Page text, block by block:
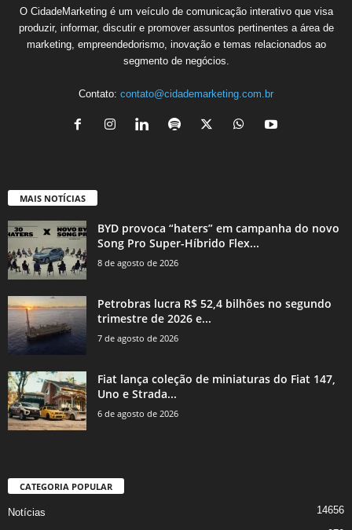
O CidadeMarketing é um veículo de comunicação interativo que visa
produzir, informar, discutir e promover assuntos pertinentes a área de
marketing, empreendedorismo, inovação e temas relacionados ao
segmento de negócios.
Contato: contato@cidademarketing.com.br
MAIS NOTÍCIAS
BYD provoca “haters” em campanha do novo
Song Pro Super-Híbrido Flex...
8 de agosto de 2026
Petrobras lucra R$ 52,4 bilhões no segundo
trimestre de 2026 e...
7 de agosto de 2026
Fiat lança coleção de miniaturas do Fiat 147,
Uno e Strada...
6 de agosto de 2026
CATEGORIA POPULAR
Notícias
14656